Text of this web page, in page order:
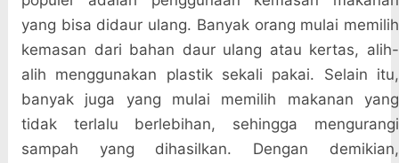
yang bisa didaur ulang. Banyak orang mulai memilih
kemasan dari bahan daur ulang atau kertas, alih-
alih menggunakan plastik sekali pakai. Selain itu,
banyak juga yang mulai memilih makanan yang
tidak terlalu berlebihan, sehingga mengurangi
sampah yang dihasilkan. Dengan demikian,